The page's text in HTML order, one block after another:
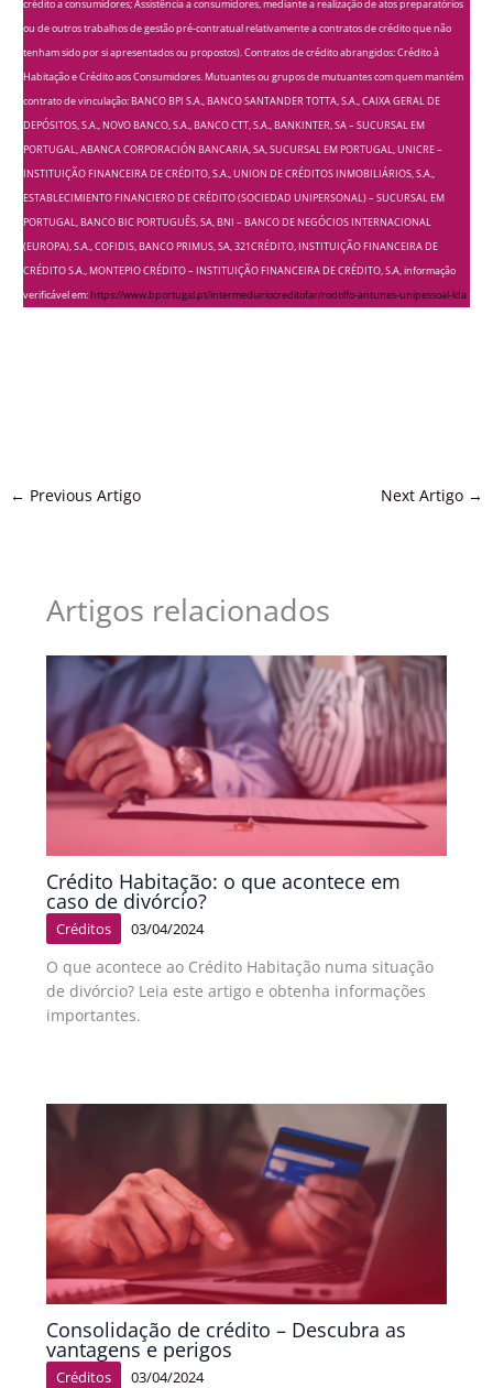
crédito a consumidores; Assistência a consumidores, mediante a realização de atos preparatórios
ou de outros trabalhos de gestão pré-contratual relativamente a contratos de crédito que não
tenham sido por si apresentados ou propostos). Contratos de crédito abrangidos: Crédito à
Habitação e Crédito aos Consumidores. Mutuantes ou grupos de mutuantes com quem mantém
contrato de vinculação: BANCO BPI S.A., BANCO SANTANDER TOTTA, S.A., CAIXA GERAL DE
DEPÓSITOS, S.A., NOVO BANCO, S.A., BANCO CTT, S.A., BANKINTER, SA – SUCURSAL EM
PORTUGAL, ABANCA CORPORACIÓN BANCARIA, SA, SUCURSAL EM PORTUGAL, UNICRE –
INSTITUIÇÃO FINANCEIRA DE CRÉDITO, S.A., UNION DE CRÉDITOS INMOBILIÁRIOS, S.A.,
ESTABLECIMIENTO FINANCIERO DE CRÉDITO (SOCIEDAD UNIPERSONAL) – SUCURSAL EM
PORTUGAL, BANCO BIC PORTUGUÊS, SA, BNI – BANCO DE NEGÓCIOS INTERNACIONAL
(EUROPA), S.A., COFIDIS, BANCO PRIMUS, SA, 321CRÉDITO, INSTITUIÇÃO FINANCEIRA DE
CRÉDITO S.A., MONTEPIO CRÉDITO – INSTITUIÇÃO FINANCEIRA DE CRÉDITO, S.A, informação
verificável em:https://www.bportugal.pt/intermediariocreditofar/rodolfo-antunes-unipessoal-lda
← Previous Artigo Next Artigo →
Artigos relacionados
Crédito Habitação: o que acontece em
caso de divórcio?
Créditos 03/04/2024
O que acontece ao Crédito Habitação numa situação
de divórcio? Leia este artigo e obtenha informações
importantes.
Consolidação de crédito – Descubra as
vantagens e perigos
Créditos 03/04/2024